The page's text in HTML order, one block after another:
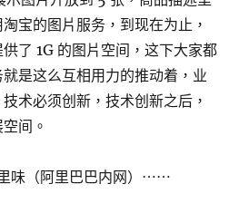
宝的图片服务，到现在为止，
了 1G 的图片空间，这下大家都
是这么互相用力的推动着，业
术必须创新，技术创新之后，
间。
味（阿里巴巴内网）⋯⋯